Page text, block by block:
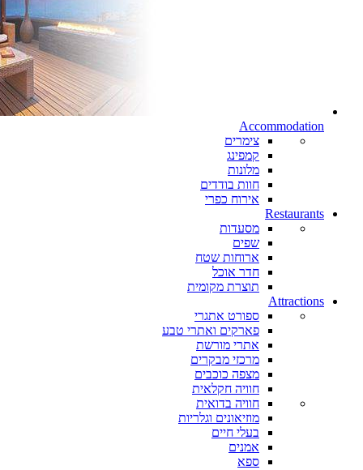
Accommodation
צימרים
קמפינג
מלונות
חוות בודדים
אירוח כפרי
Restaurants
מסעדות
שפים
ארוחות שטח
חדר אוכל
תוצרת מקומית
Attractions
ספורט אתגרי
פארקים ואתרי טבע
אתרי מורשת
מרכזי מבקרים
מצפה כוכבים
חוויה חקלאית
חוויה בדואית
מוזיאונים וגלריות
בעלי חיים
אמנים
ספא